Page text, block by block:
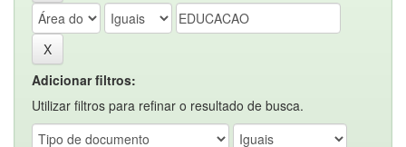
Adicionar filtros:
Utilizar filtros para refinar o resultado de busca.